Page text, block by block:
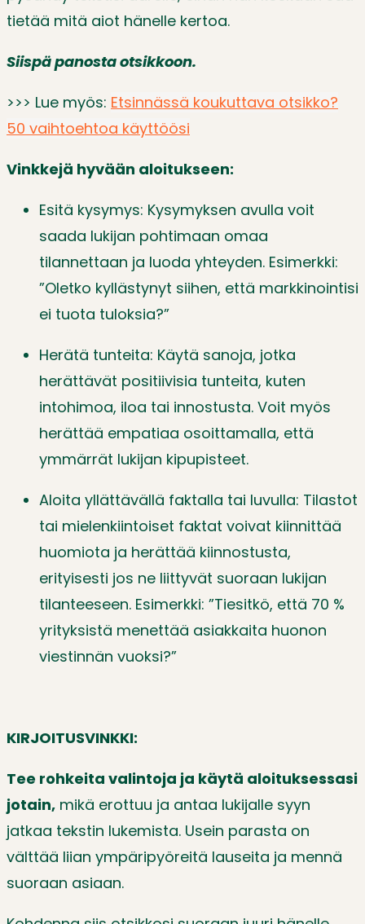
tietää mitä aiot hänelle kertoa.
Siispä panosta otsikkoon.
>>> Lue myös: Etsinnässä koukuttava otsikko?
50 vaihtoehtoa käyttöösi
Vinkkejä hyvään aloitukseen:
Esitä kysymys: Kysymyksen avulla voit
saada lukijan pohtimaan omaa
tilannettaan ja luoda yhteyden. Esimerkki:
”Oletko kyllästynyt siihen, että markkinointisi
ei tuota tuloksia?”
Herätä tunteita: Käytä sanoja, jotka
herättävät positiivisia tunteita, kuten
intohimoa, iloa tai innostusta. Voit myös
herättää empatiaa osoittamalla, että
ymmärrät lukijan kipupisteet.
Aloita yllättävällä faktalla tai luvulla: Tilastot
tai mielenkiintoiset faktat voivat kiinnittää
huomiota ja herättää kiinnostusta,
erityisesti jos ne liittyvät suoraan lukijan
tilanteeseen. Esimerkki: ”Tiesitkö, että 70 %
yrityksistä menettää asiakkaita huonon
viestinnän vuoksi?”
KIRJOITUSVINKKI:
Tee rohkeita valintoja ja käytä aloituksessasi
jotain, mikä erottuu ja antaa lukijalle syyn
jatkaa tekstin lukemista. Usein parasta on
välttää liian ympäripyöreitä lauseita ja mennä
suoraan asiaan.